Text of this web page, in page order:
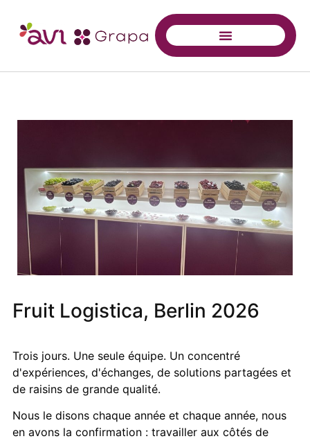
Fruit Logistica, Berlin 2026
Trois jours. Une seule équipe. Un concentré
d'expériences, d'échanges, de solutions partagées et
de raisins de grande qualité.
Nous le disons chaque année et chaque année, nous
en avons la confirmation : travailler aux côtés de